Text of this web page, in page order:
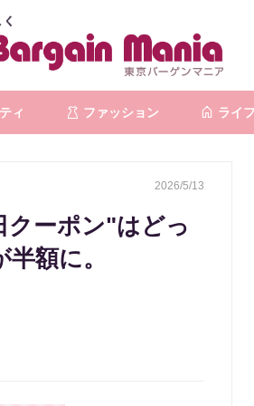
ィ ファッション ライフ
2026/5/13
クーポン"はどっ
額に。